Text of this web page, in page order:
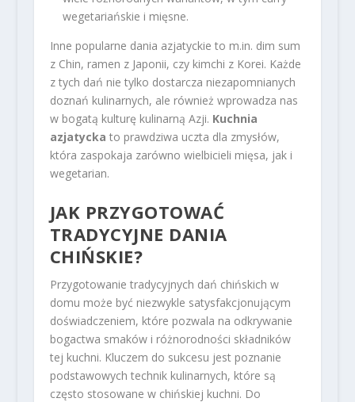
wegetariańskie i mięsne.
Inne popularne dania azjatyckie to m.in. dim sum
z Chin, ramen z Japonii, czy kimchi z Korei. Każde
z tych dań nie tylko dostarcza niezapomnianych
doznań kulinarnych, ale również wprowadza nas
w bogatą kulturę kulinarną Azji. Kuchnia
azjatycka to prawdziwa uczta dla zmysłów,
która zaspokaja zarówno wielbicieli mięsa, jak i
wegetarian.
JAK PRZYGOTOWAĆ
TRADYCYJNE DANIA
CHIŃSKIE?
Przygotowanie tradycyjnych dań chińskich w
domu może być niezwykle satysfakcjonującym
doświadczeniem, które pozwala na odkrywanie
bogactwa smaków i różnorodności składników
tej kuchni. Kluczem do sukcesu jest poznanie
podstawowych technik kulinarnych, które są
często stosowane w chińskiej kuchni. Do